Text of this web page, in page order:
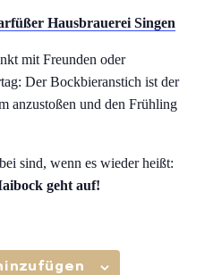
Hausbrauerei Singen
mit Freunden oder
Der Bockbieranstich ist der
anzustoßen und den Frühling
sind, wenn es wieder heißt:
geht auf!